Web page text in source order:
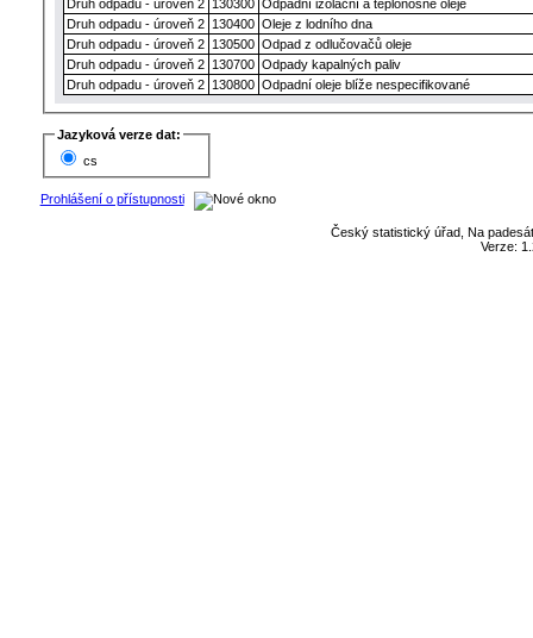
Druh odpadu - úroveň 2 130300 Odpadní izolační a teplonosné oleje
Druh odpadu - úroveň 2 130400 Oleje z lodního dna
Druh odpadu - úroveň 2 130500 Odpad z odlučovačů oleje
Druh odpadu - úroveň 2 130700
Odpady kapalných paliv
Druh odpadu - úroveň 2 130800 Odpadní oleje blíže nespecifikované
Jazyková verze dat:
cs
Prohlášení o přístupnosti
Český statistický úřad, Na
Verze: